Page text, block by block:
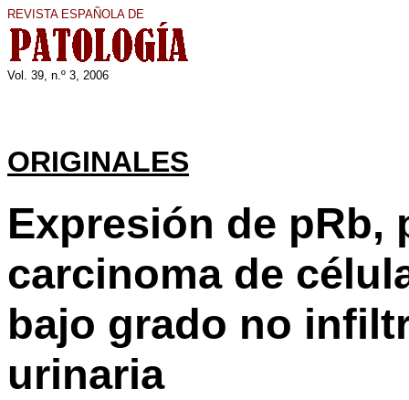
REVISTA ESPAÑOLA DE
Vol. 39, n.º 3, 2006
ORIGINALES
Expresión de pRb,
carcinoma de
bajo grado no
urinaria